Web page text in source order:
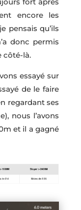
encore les
pensais qu’ils
donc permis
côté-là.
essayé sur
de le faire
regardant ses
nous l’avons
et il a gagné